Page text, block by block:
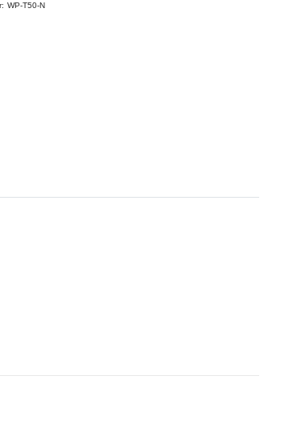
WP-T50-N